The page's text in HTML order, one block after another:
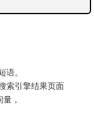
。
索引擎结果页面
，